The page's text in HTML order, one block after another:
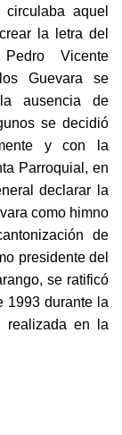
aquel
la letra del
Vicente
Guevara se
ausencia de
se decidió
y con la
Parroquial, en
declarar la
como himno
de
presidente del
se ratificó
1993 durante la
realizada en la